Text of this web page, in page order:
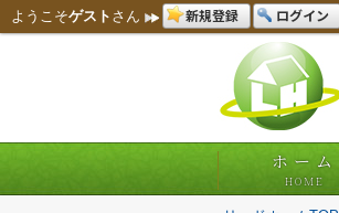
ようこそゲスト さん 新規登録 ログイン
ホーム
HOME